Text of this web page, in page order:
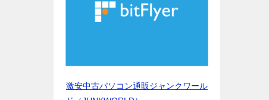
激安中古パソコン通販ジャンクワール